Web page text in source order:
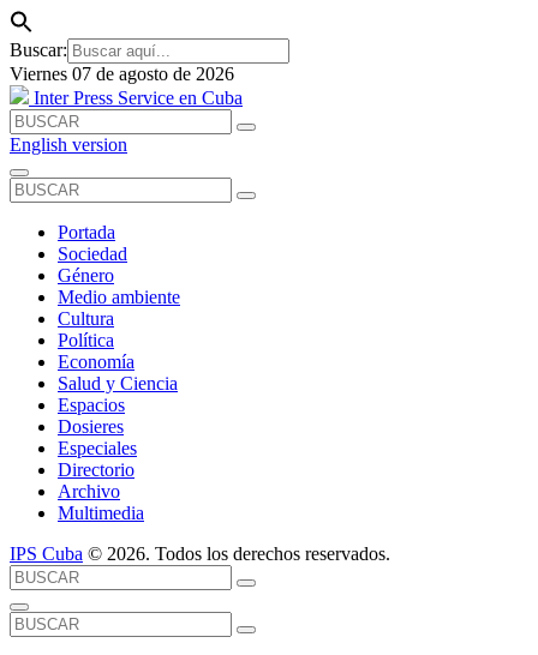
Buscar:
Viernes 07 de agosto de 2026
Inter Press Service en Cuba
English version
Portada
Sociedad
Género
Medio ambiente
Cultura
Política
Economía
Salud y Ciencia
Espacios
Dosieres
Especiales
Directorio
Archivo
Multimedia
IPS Cuba © 2026. Todos los derechos reservados.